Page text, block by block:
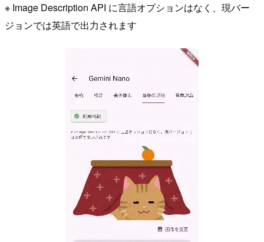
※ Image Description API に言語オプションはなく、現バー
ジョンでは英語で出力されます